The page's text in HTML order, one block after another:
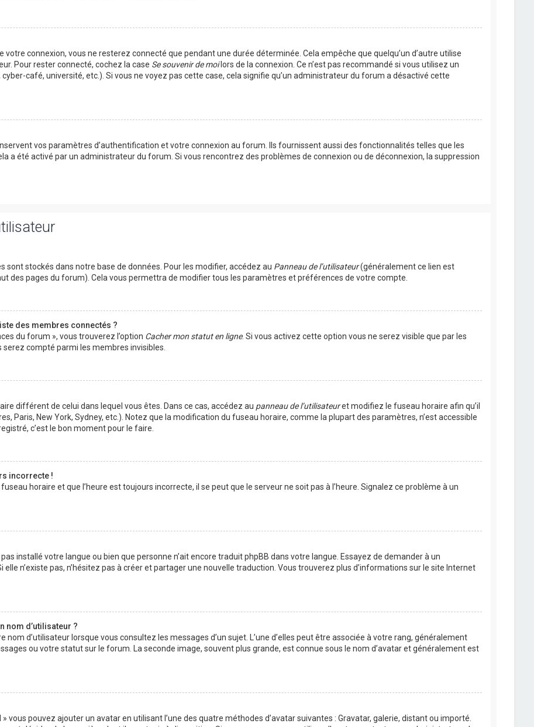
votre connexion, vous ne resterez connecté que pendant une durée déterminée. Cela empêche que quelqu’un d’autre utilise
Pour rester connecté, cochez la case Se souvenir de moilors de la connexion. Ce n’est pas recommandé si vous utilisez un
café, université, etc.). Si vous ne voyez pas cette case, cela signifie qu’un administrateur du forum a désactivé cette
vos paramètres d’authentification et votre connexion au forum. Ils fournissent aussi des fonctionnalités telles que les
a été activé par un administrateur du forum. Si vous rencontrez des problèmes de connexion ou de déconnexion, la suppression
stockés dans notre base de données. Pour les modifier, accédez au Panneau de l’utilisateur(généralement ce lien est
des pages du forum). Cela vous permettra de modifier tous les paramètres et préférences de votre compte.
des membres connectés ?
du forum », vous trouverez l’option Cacher mon statut en ligne. Si vous activez cette option vous ne serez visible que par les
compté parmi les membres invisibles.
différent de celui dans lequel vous êtes. Dans ce cas, accédez au panneau de l’utilisateuret modifiez le fuseau horaire afin qu’il
Paris, New York, Sydney, etc.). Notez que la modification du fuseau horaire, comme la plupart des paramètres, n’est accessible
c’est le bon moment pour le faire.
incorrecte !
horaire et que l’heure est toujours incorrecte, il se peut que le serveur ne soit pas à l’heure. Signalez ce problème à un
pas installé votre langue ou bien que personne n’ait encore traduit phpBB dans votre langue. Essayez de demander à un
n’existe pas, n’hésitez pas à créer et partager une nouvelle traduction. Vous trouverez plus d’informations sur le site Internet
nom d’utilisateur ?
nom d’utilisateur lorsque vous consultez les messages d’un sujet. L’une d’elles peut être associée à votre rang, généralement
ou votre statut sur le forum. La seconde image, souvent plus grande, est connue sous le nom d’avatar et généralement est
» vous pouvez ajouter un avatar en utilisant l’une des quatre méthodes d’avatar suivantes : Gravatar, galerie, distant ou importé.